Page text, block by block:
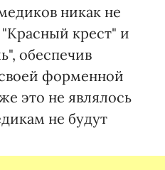
никак не
крест" и
обеспечив
форменной
это не являлось
не будут